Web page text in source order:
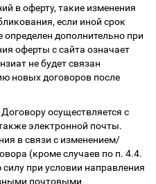
в оферту, такие изменения
если иной срок
определен дополнительно при
оферты с сайта означает
не будет связан
новых договоров после
осуществляется с
электронной почты.
в связи с изменением/
(кроме случаев по п. 4.4.
при условии направления
почтовыми